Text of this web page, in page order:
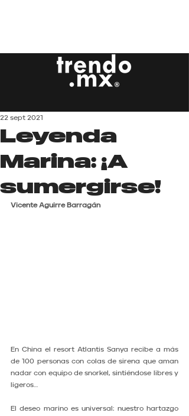
Leyenda
Marina: ¡A
sumergirse!
22 sept 2021
Vicente Aguirre Barragán
En China el resort Atlantis Sanya recibe a más
de 100 personas con colas de sirena que aman
nadar con equipo de snorkel, sintiéndose libres y
ligeros…
El deseo marino es universal: nuestro hartazgo